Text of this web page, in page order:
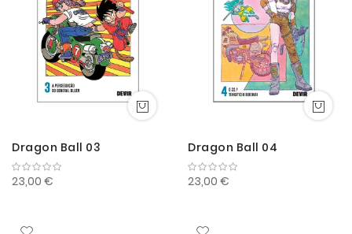
Dragon Ball 03
23,00 €
Dragon Ball 04
23,00 €